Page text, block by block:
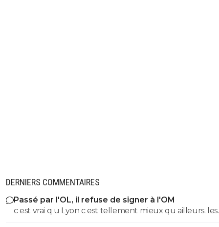
DERNIERS COMMENTAIRES
Passé par l'OL, il refuse de signer à l'OM
c est vrai q u Lyon c est tellement mieux qu ailleurs. les
saints..... les femmes enceintes frappées, les cris de singes, les